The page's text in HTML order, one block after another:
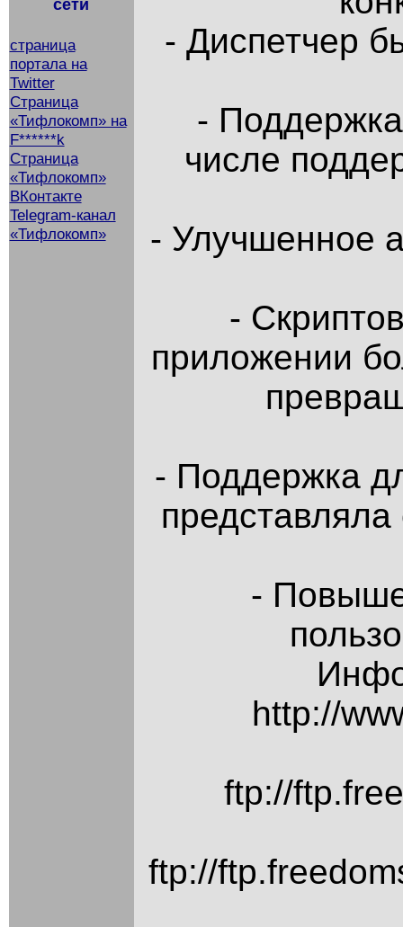
сети
страница
портала на
Twitter
Страница
«Тифлокомп» на
F******k
Страница
«Тифлокомп»
ВКонтакте
Telegram-канал
«Тифлокомп»
- Диспетчер
-
числе
- Улучшенное
-
приложении
- Поддержка
-
http://
ftp://
ftp://